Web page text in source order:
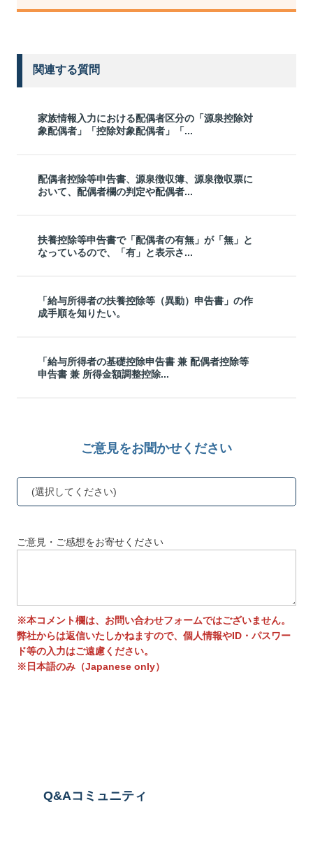
関連する質問
家族情報入力における配偶者区分の「源泉控除対
象配偶者」「控除対象配偶者」「...
配偶者控除等申告書、源泉徴収簿、源泉徴収票に
おいて、配偶者欄の判定や配偶者...
扶養控除等申告書で「配偶者の有無」が「無」と
なっているので、「有」と表示さ...
「給与所得者の扶養控除等（異動）申告書」の作
成手順を知りたい。
「給与所得者の基礎控除申告書 兼 配偶者控除等
申告書 兼 所得金額調整控除...
ご意見をお聞かせください
(選択してください)
ご意見・ご感想をお寄せください
※本コメント欄は、お問い合わせフォームではございません。
弊社からは返信いたしかねますので、個人情報やID・パスワー
ド等の入力はご遠慮ください。
※日本語のみ（Japanese only）
Q&Aコミュニティ